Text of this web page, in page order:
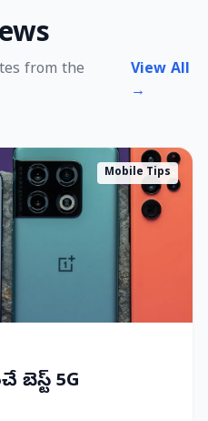
from the
View All
→
Mobile Tips
బెస్ట్ 5G